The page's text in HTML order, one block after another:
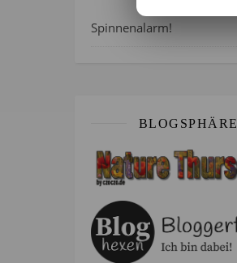
Spinnenalarm!
BLOGSPHÄRE